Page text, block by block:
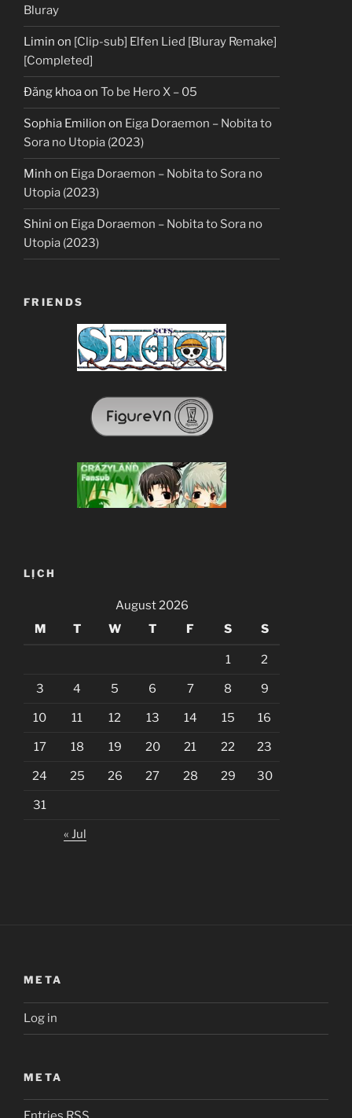
Bluray
Limin on [Clip-sub] Elfen Lied [Bluray Remake]
[Completed]
Đăng khoaon To be Hero X – 05
Sophia Emilion on Eiga Doraemon – Nobita to
Sora no Utopia (2023)
Minh on Eiga Doraemon – Nobita to Sora no
Utopia (2023)
Shini on Eiga Doraemon – Nobita to Sora no
Utopia (2023)
FRIENDS
LỊCH
August 2026
M
T W T F S S
1 2
3 4 5 6 7 8 9
10 11 12 13 14 15 16
17 18 19 20 21 22 23
24 25 26 27 28 29 30
31
« Jul
META
Log in
META